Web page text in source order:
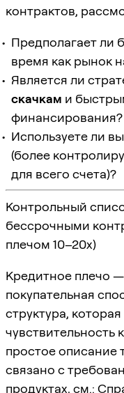
контрактов,
Предполагает ли
время как рынок
Является ли
скачкам и
финансирования?
Используете ли вы
(более
для всего счета)?
Контрольный
бессрочными
плечом 10–20x)
Кредитное плечо
покупательная
структура,
чувствительность
простое описание
связано с
продуктах, см.: